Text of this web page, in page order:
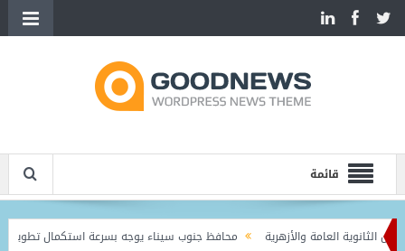
قائمة
محافظ جنوب سيناء يوجه بسرعة استكمال تطوير